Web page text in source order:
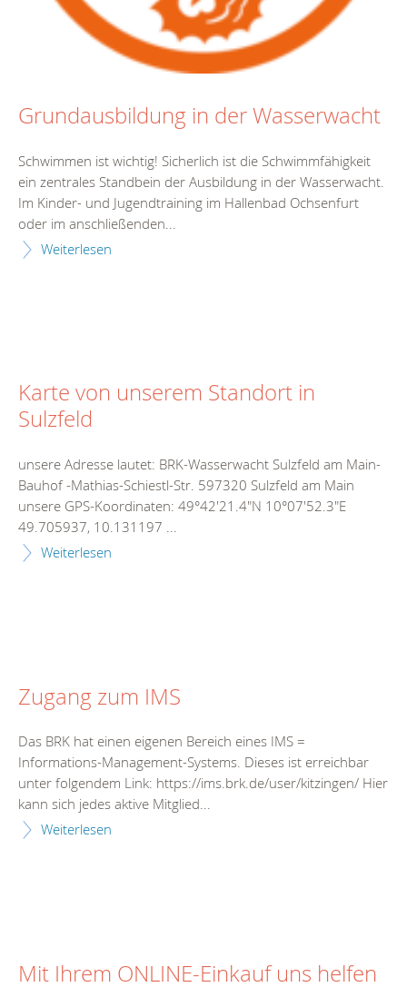
Grundausbildung in der Wasserwacht
Schwimmen ist wichtig! Sicherlich ist die Schwimmfähigkeit
ein zentrales Standbein der Ausbildung in der Wasserwacht.
Im Kinder- und Jugendtraining im Hallenbad Ochsenfurt
oder im anschließenden...
Weiterlesen
Karte von unserem Standort in
Sulzfeld
unsere Adresse lautet: BRK-Wasserwacht Sulzfeld am Main-
Bauhof -Mathias-Schiestl-Str. 597320 Sulzfeld am Main
unsere GPS-Koordinaten: 49°42'21.4"N 10°07'52.3"E
49.705937, 10.131197 ...
Weiterlesen
Zugang zum IMS
Das BRK hat einen eigenen Bereich eines IMS =
Informations-Management-Systems. Dieses ist erreichbar
unter folgendem Link: https://ims.brk.de/user/kitzingen/ Hier
kann sich jedes aktive Mitglied...
Weiterlesen
Mit Ihrem ONLINE-Einkauf uns helfen